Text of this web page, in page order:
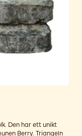
Den har ett unikt
Berry. Triangeln